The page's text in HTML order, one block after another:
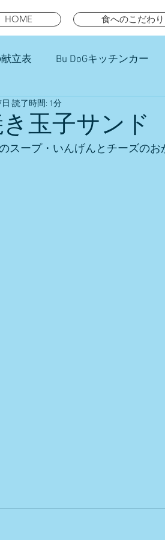
HOME 食へのこだわり
立表 Bu DoGキッチンカー
ッズランチ
玉子サンド
読了時間: 1分
スープ・いんげんとチーズの